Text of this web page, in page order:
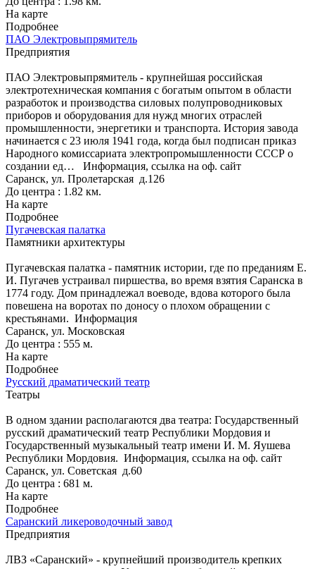
На карте
Подробнее
ПАО Электровыпрямитель
Предприятия
ПАО Электровыпрямитель - крупнейшая российская
электротехническая компания с богатым опытом в области
разработок и производства силовых полупроводниковых
приборов и оборудования для нужд многих отраслей
промышленности, энергетики и транспорта. История завода
начинается с 23 июля 1941 года, когда был подписан приказ
Народного комиссариата электропромышленности СССР о
создании ед… Информация, ссылка на оф. сайт
Саранск, ул. Пролетарская д.126
До центра : 1.82 км.
На карте
Подробнее
Пугачевская палатка
Памятники архитектуры
Пугачевская палатка - памятник истории, где по преданиям Е.
И. Пугачев устраивал пиршества, во время взятия Саранска в
1774 году. Дом принадлежал воеводе, вдова которого была
повешена на воротах по доносу о плохом обращении с
крестьянами. Информация
Саранск, ул. Московская
До центра : 555 м.
На карте
Подробнее
Русский драматический театр
Театры
В одном здании располагаются два театра: Государственный
русский драматический театр Республики Мордовия и
Государственный музыкальный театр имени И. М. Яушева
Республики Мордовия. Информация, ссылка на оф. сайт
Саранск, ул. Советская д.60
До центра : 681 м.
На карте
Подробнее
Саранский ликероводочный завод
Предприятия
ЛВЗ «Саранский» - крупнейший производитель крепких